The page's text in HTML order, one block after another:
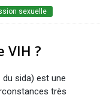
sexuelle
VIH ?
du sida) est une
très